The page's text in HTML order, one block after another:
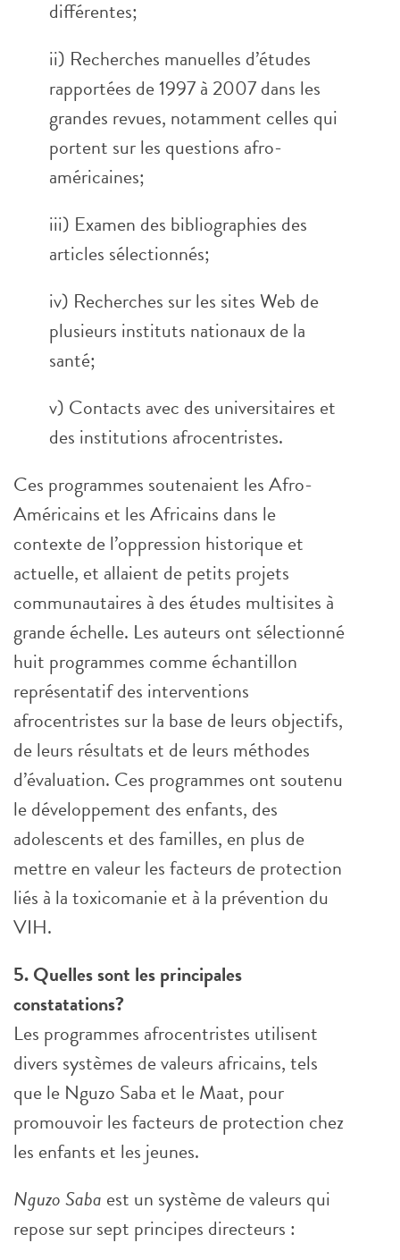
différentes;
ii) Recherches manuelles d’études
rapportées de 1997 à 2007 dans les
grandes revues, notamment celles qui
portent sur les questions afro-
américaines;
iii) Examen des bibliographies des
articles sélectionnés;
iv) Recherches sur les sites Web de
plusieurs instituts nationaux de la
santé;
v) Contacts avec des universitaires et
des institutions afrocentristes.
Ces programmes soutenaient les Afro-
Américains et les Africains dans le
contexte de l’oppression historique et
actuelle, et allaient de petits projets
communautaires à des études multisites à
grande échelle. Les auteurs ont sélectionné
huit programmes comme échantillon
représentatif des interventions
afrocentristes sur la base de leurs objectifs,
de leurs résultats et de leurs méthodes
d’évaluation. Ces programmes ont soutenu
le développement des enfants, des
adolescents et des familles, en plus de
mettre en valeur les facteurs de protection
liés à la toxicomanie et à la prévention du
VIH.
5. Quelles sont les principales
constatations?
Les programmes afrocentristes utilisent
divers systèmes de valeurs africains, tels
que le Nguzo Saba et le Maat, pour
promouvoir les facteurs de protection chez
les enfants et les jeunes.
Nguzo Saba est un système de valeurs qui
repose sur sept principes directeurs :